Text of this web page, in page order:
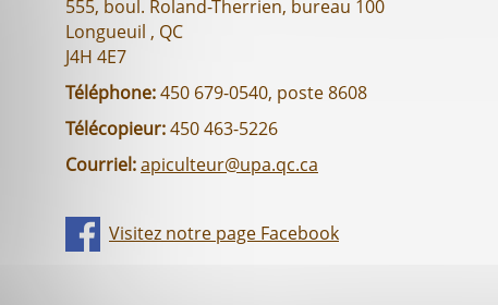
555, boul. Roland-Therrien, bureau 100
Longueuil , QC
J4H 4E7
Téléphone:450 679-0540, poste 8608
Télécopieur:450 463-5226
Courriel:apiculteur@upa.qc.ca
Visitez notre page Facebook